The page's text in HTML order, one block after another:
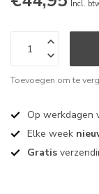
Incl.
Toevoegen om te
Op werkdagen
Elke week
Gratis